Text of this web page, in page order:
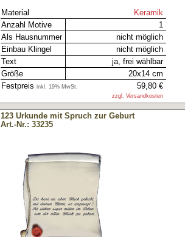
Material
Keramik
Anzahl Motive
1
Als Hausnummer
nicht möglich
Einbau Klingel
nicht möglich
Text
ja, frei wählbar
Größe
20x14 cm
Festpreis inkl. 19% MwSt. 59,80 €
zzgl. Versandkosten
123 Urkunde mit Spruch zur Geburt
Art.-Nr.: 33235